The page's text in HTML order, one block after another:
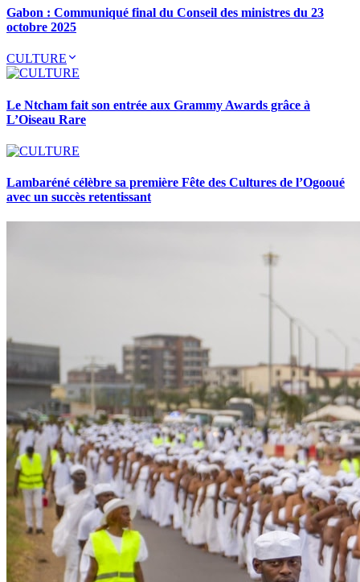
Gabon : Communiqué final du Conseil des ministres du 23
octobre 2025
CULTURE
Le Ntcham fait son entrée aux Grammy Awards grâce à
L’Oiseau Rare
Lambaréné célèbre sa première Fête des Cultures de l’Ogooué
avec un succès retentissant